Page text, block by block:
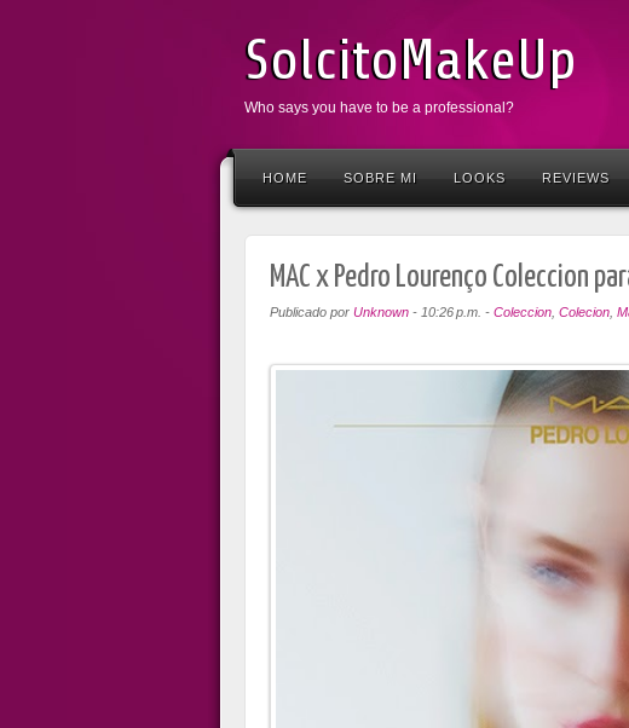
SolcitoMakeUp
Who says you have to be a professional?
HOME SOBRE MI LOOKS REVIEWS
MAC x Pedro Lourenço Coleccion
Publicado por Unknown - 10:26 p.m. - Coleccion, Colecion,